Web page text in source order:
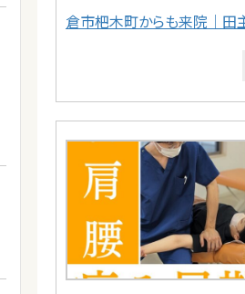
倉市杷木町からも来院｜田